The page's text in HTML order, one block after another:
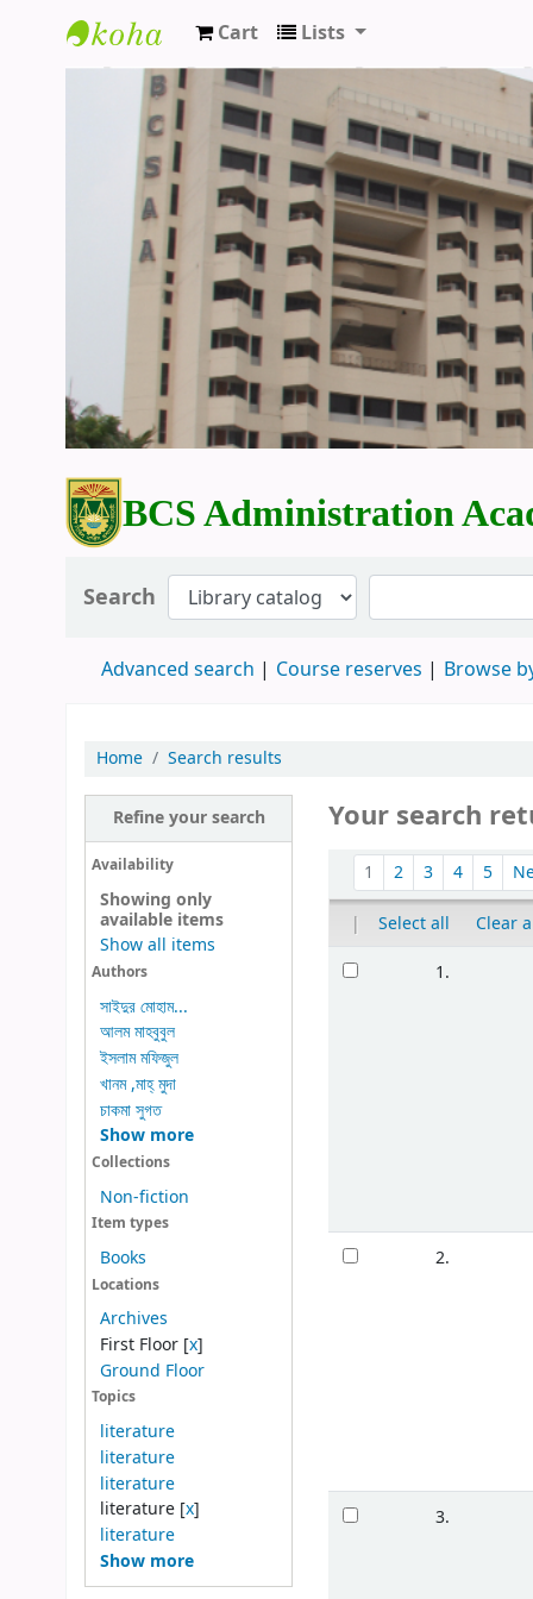
BCS Administration Academy Library
Cart Lists
BCS Administration
Search
Advanced search Course reserves Browse
Home Search results
Refine your search
Availability
Showing only
available items
Show all items
Authors
সাইদুর মোহাম...
আলম মাহবুবুল
ইসলাম মফিজুল
খানম ,মাহ্ মুদা
চাকমা সুগত
Show more
Collections
Non-fiction
Item types
Books
Locations
Archives
First Floor[x]
Ground Floor
Topics
literature
literature
literature
literature[x]
literature
Show more
Your search
1 2 3 4 5
| Select all
Clear
1.
2.
3.